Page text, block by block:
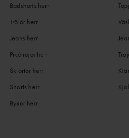
Badshorts herr
Tröjor herr
Jeans herr
Pikétröjor herr
Skjortor herr
Shorts herr
Byxor herr